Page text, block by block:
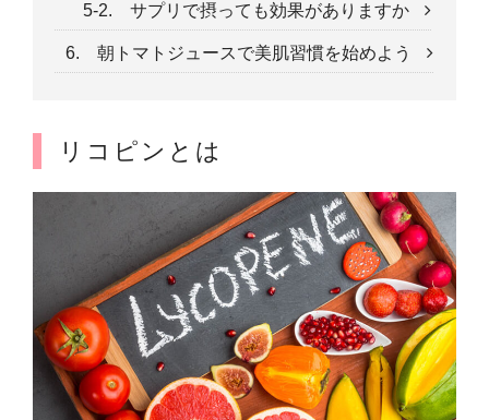
5-2. サプリで摂っても効果がありますか
6. 朝トマトジュースで美肌習慣を始めよう
リコピンとは